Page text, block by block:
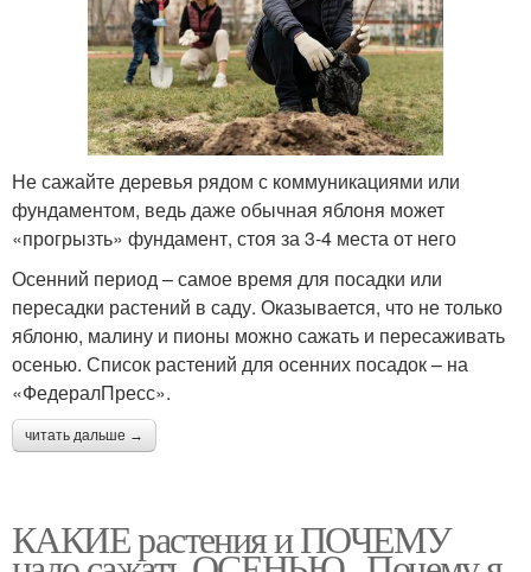
Не сажайте деревья рядом с коммуникациями или
фундаментом, ведь даже обычная яблоня может
«прогрызть» фундамент, стоя за 3-4 места от него
Осенний период – самое время для посадки или
пересадки растений в саду. Оказывается, что не только
яблоню, малину и пионы можно сажать и пересаживать
осенью. Список растений для осенних посадок – на
«ФедералПресс».
читать дальше →
КАКИЕ растения и ПОЧЕМУ